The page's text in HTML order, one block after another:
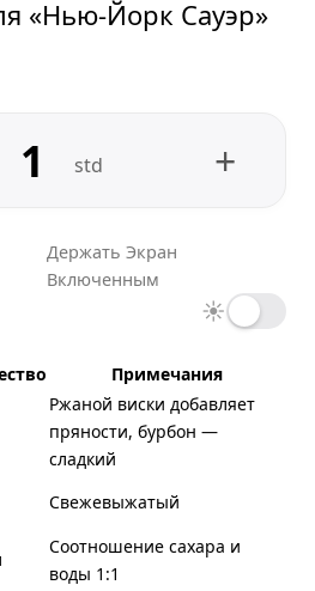
«Нью-Йорк Сауэр»
std +
Держать Экран
Включенным
☀
Примечания
Ржаной виски добавляет
пряности, бурбон —
сладкий
Свежевыжатый
Соотношение сахара и
воды 1:1